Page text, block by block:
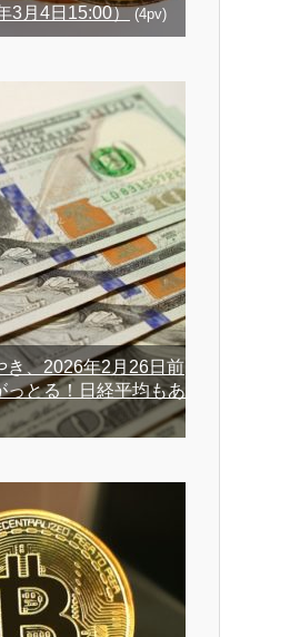
3月4日15:00） (4pv)
き、2026年2月26日前
っとる！日経平均もあ